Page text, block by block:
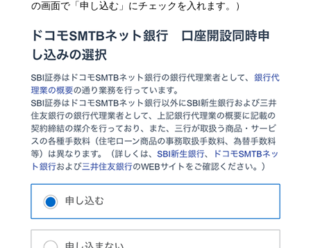
の画面で「申し込む」にチェックを入れます。）